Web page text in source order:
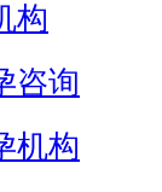
构
咨询
机构